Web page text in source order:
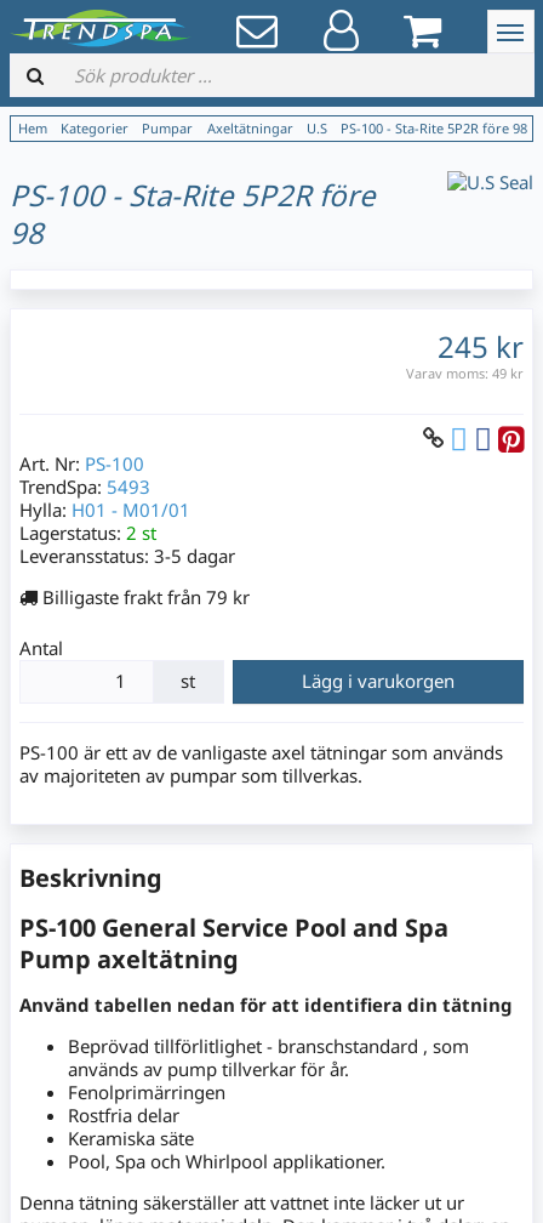
Hem Kategorier Pumpar Axeltätningar U.S PS-100 - Sta-Rite 5P2R före 98
PS-100 - Sta-Rite 5P2R före
98
245 kr
Varav moms: 49 kr
Art. Nr: PS-100
TrendSpa: 5493
Hylla: H01 - M01/01
Lagerstatus: 2 st
Leveransstatus: 3-5 dagar
Billigaste frakt från 79 kr
Antal
st
Lägg i varukorgen
PS-100 är ett av de vanligaste axel tätningar som används
av majoriteten av pumpar som tillverkas.
Beskrivning
PS-100 General Service Pool and Spa
Pump axeltätning
Använd tabellen nedan för att identifiera din tätning
Beprövad tillförlitlighet - branschstandard , som
används av pump tillverkar för år.
Fenolprimärringen
Rostfria delar
Keramiska säte
Pool, Spa och Whirlpool applikationer.
Denna tätning säkerställer att vattnet inte läcker ut ur